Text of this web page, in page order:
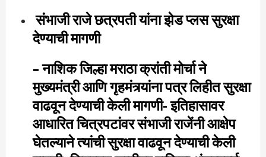
संभाजी राजे छत्रपती यांना झेड प्लस सुरक्षा
देण्याची मागणी
– नाशिक जिल्हा मराठा क्रांती मोर्चा ने
मुख्यमंत्री आणि गृहमंत्र्यांना पत्र लिहीत सुरक्षा
वाढवून देण्याची केली मागणी- इतिहासावर
आधारित चित्रपटांवर संभाजी राजेंनी आक्षेप
घेतल्याने त्यांची सुरक्षा वाढवून देण्याची केली